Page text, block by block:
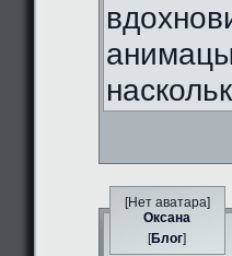
[Нет аватара]
Оксана
[Блог]